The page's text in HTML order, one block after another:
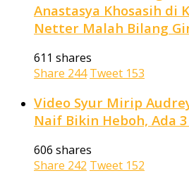
Anastasya Khosasih di
Netter Malah Bilang
611 shares
Share 244 Tweet 153
Video Syur Mirip
Naif Bikin Heboh, Ada
606 shares
Share 242 Tweet 152